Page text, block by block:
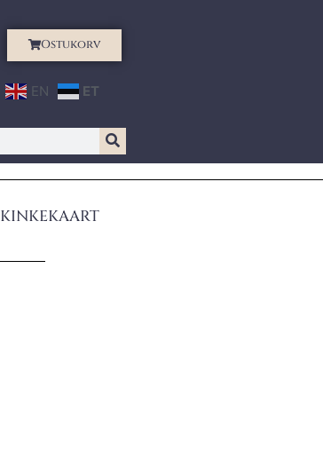
Ostukorv
EN ET
KINKEKAART